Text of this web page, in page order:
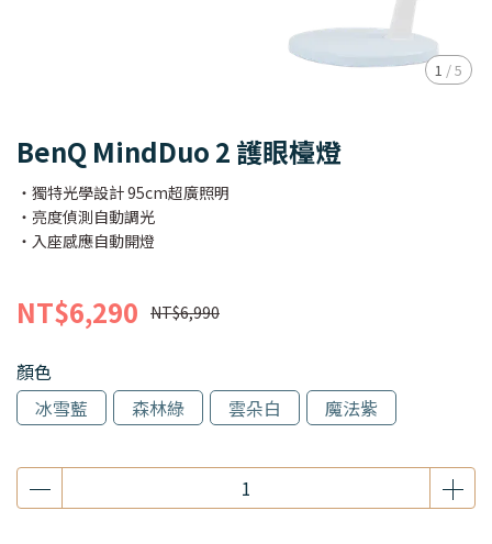
1 /5
BenQ MindDuo 2 護眼檯燈
‧獨特光學設計 95cm超廣照明
‧亮度偵測自動調光
‧入座感應自動開燈
NT$6,290 NT$6,990
顏色
冰雪藍
森林綠 雲朵白 魔法紫